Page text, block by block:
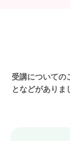
受講についての
となどがありま